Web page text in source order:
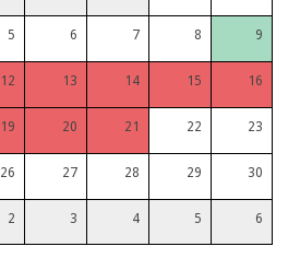
5 6 7 8 9
12 13 14 15 16
19 20 21 22 23
26 27 28 29 30
2 3 4 5 6